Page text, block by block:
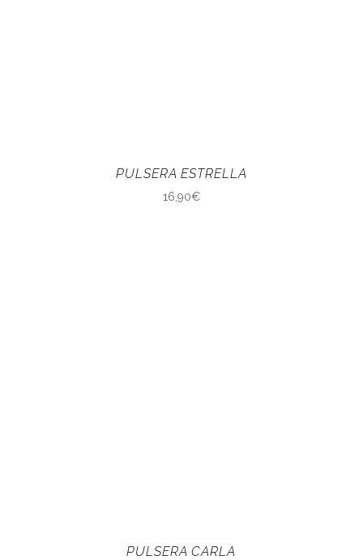
PULSERA ESTRELLA
16,90€
PULSERA CARLA